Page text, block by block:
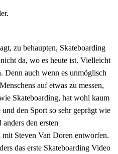
zu behaupten, Skateboarding
da, wo es heute ist. Vielleicht
Denn auch wenn es unmöglisch
auf etwas zu messen,
Skateboarding, hat wohl kaum
den Sport so sehr geprägt wie
den ersten
mit Steven Van Doren entworfen.
das erste Skateboarding Video